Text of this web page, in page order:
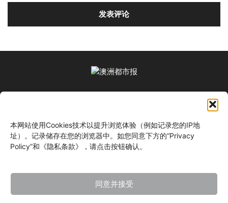
本网站使用Cookies技术以提升浏览体验（例如记录您的IP地
址）。记录储存在您的浏览器中。如您同意下方的“Privacy
Policy”和《隐私条款》，请点击按钮确认。
同意并接受
关注我们